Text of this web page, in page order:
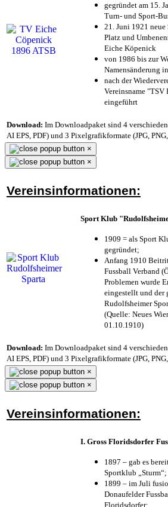
gegründet am 15.
Turn- und Sport-
21. Juni 1921 neue
Platz und
Eiche Köpenick
von 1986 bis zur
Namensänderung
nach der
Vereinsname
eingeführt
Download: Im Downloadpaket sind 4
AI EPS, PDF) und 3 Pixelgrafikformate (JPG,
×
×
Vereinsinformationen:
Sport Klub
1909 = als Sport
gegründet;
Anfang 1910
Fussball Verband
Problemen wurde
eingestellt und der
Rudolfsheimer
(Quelle: Neues
01.10.1910)
Download: Im Downloadpaket sind 4
AI EPS, PDF) und 3 Pixelgrafikformate (JPG,
×
×
Vereinsinformationen:
I. Gross Floridsdorfer
1897 – gab es
Sportklub „Sturm“;
1899 – im Juli
Donaufelder
Floridsdorfer;